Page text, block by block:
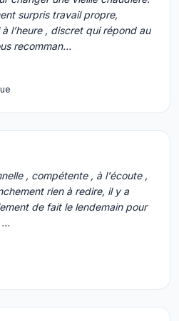
surpris travail propre,
l’heure , discret qui répond au
recomman…
, compétente , à l'écoute ,
rien à redire, il y a
de fait le lendemain pour
…